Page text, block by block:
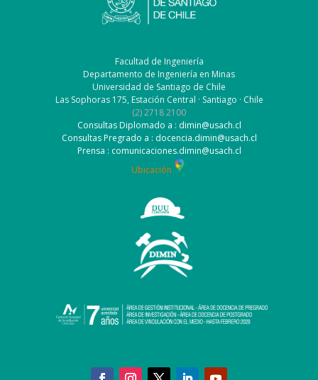
Facultad de Ingeniería
Departamento de Ingeniería en Minas
Universidad de Santiago de Chile
Las Sophoras 175, Estación Central · Santiago · Chile
(2) 2718 2100
Consultas Diplomado a : dimin@usach.cl
Consultas Pregrado a : docencia.dimin@usach.cl
Prensa : comunicaciones.dimin@usach.cl
Ubicación